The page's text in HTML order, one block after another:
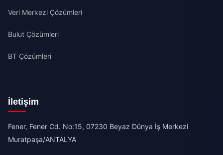
Veri Merkezi Çözümleri
Bulut Çözümleri
BT Çözümleri
İletişim
Fener, Fener Cd. No:15, 07230 Beyaz Dünya İş Merkezi
Muratpaşa/ANTALYA